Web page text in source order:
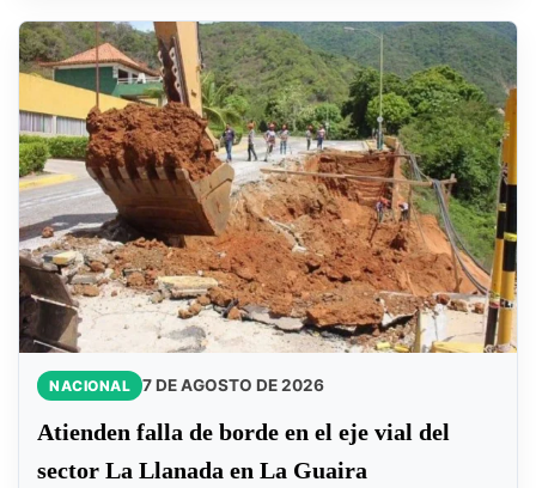
NACIONAL 7 DE AGOSTO DE 2026
Atienden falla de borde en el eje vial del
sector La Llanada en La Guaira